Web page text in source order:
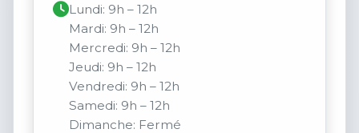
Lundi: 9h – 12h
Mardi: 9h – 12h
Mercredi: 9h – 12h
Jeudi: 9h – 12h
Vendredi: 9h – 12h
Samedi: 9h – 12h
Dimanche: Fermé